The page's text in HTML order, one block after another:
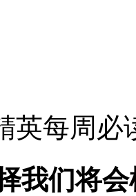
英每周
我们将